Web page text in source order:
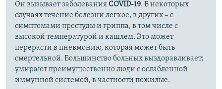
Он вызывает заболеванияCOVID-19. В некоторых
случаях течение болезни легкое, в других – с
симптомами простуды и гриппа, в том числе с
высокой температурой и кашлем. Это может
перерасти в пневмонию, которая может быть
смертельной. Большинство больных выздоравливает;
умирают преимущественно люди с ослабленной
иммунной системой, в частности пожилые.